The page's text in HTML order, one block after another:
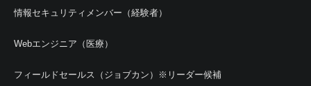
情報セキュリティメンバー（経験者）
Webエンジニア（医療）
フィールドセールス（ジョブカン）※リーダー候補